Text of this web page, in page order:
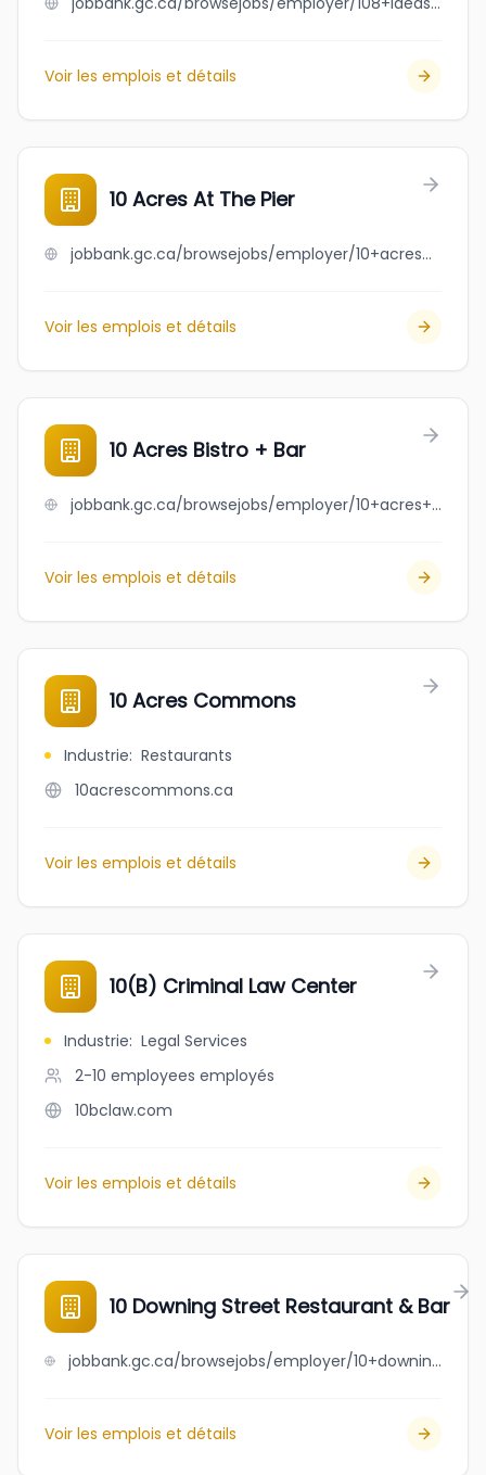
Voir les emplois et détails
10 Acres At The Pier
jobbank.gc.ca/browsejobs/employer/10+acres+at+the+pier/ca
Voir les emplois et détails
10 Acres Bistro + Bar
jobbank.gc.ca/browsejobs/employer/10+acres+bistro+%2B+bar/ca
Voir les emplois et détails
10 Acres Commons
Industrie: Restaurants
10acrescommons.ca
Voir les emplois et détails
10(B) Criminal Law Center
Industrie: Legal Services
2-10 employees employés
10bclaw.com
Voir les emplois et détails
10 Downing Street Restaurant & Bar
jobbank.gc.ca/browsejobs/employer/10+downing+street+restaurant+%26+bar/ca
Voir les emplois et détails